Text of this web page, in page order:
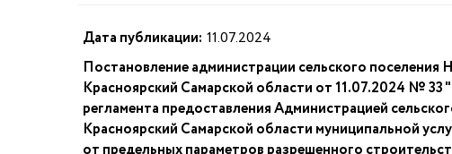
Дата публикации: 11.07.2024
Постановление администрации сельского поселения
Красноярский Самарской области от 11.07.2024 №
регламента предоставления Администрацией
Красноярский Самарской области муниципальной